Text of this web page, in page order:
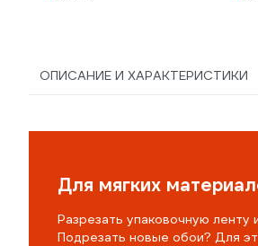
ОПИСАНИЕ И ХАРАКТЕРИСТИКИ
Для мягких
Разрезать упаковочную
Подрезать новые обои? Для